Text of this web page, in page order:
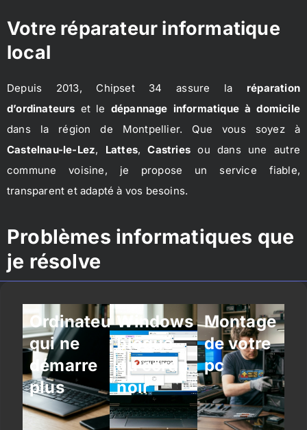
Votre réparateur informatique
local
Depuis 2013, Chipset 34 assure la réparation
d’ordinateurs et le dépannage informatique à domicile
dans la région de Montpellier. Que vous soyez à
Castelnau-le-Lez, Lattes,Castries ou dans une autre
commune voisine, je propose un service fiable,
transparent et adapté à vos besoins.
Problèmes informatiques que
je résolve
Ordinateur
qui ne
démarre
plus
Windows
bloqué
ou écran
noir
Montage
de votre
pc